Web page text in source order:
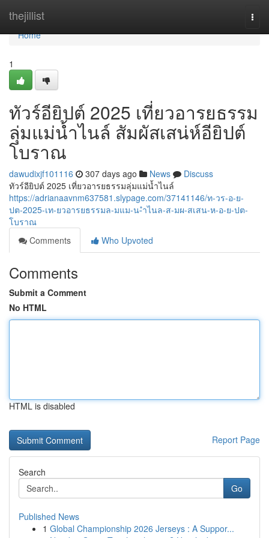
thejillist
Home
Home
1
ทัวร์อียิปต์ 2025 เที่ยวอารยธรรม
ลุ่มแม่น้ำไนล์ สัมผัสเสน่ห์อียิปต์
โบราณ
dawudixjf101116 307 days ago News
Discuss
ทัวร์อียิปต์ 2025 เที่ยวอารยธรรมลุ่มแม่น้ำไนล์
https://adrianaavnm637581.slypage.com/37141146/ท-วร-อ-ย-
ปต-2025-เท-ยวอารยธรรมล-มแม-น-ำไนล-ส-มผ-สเสน-ห-อ-ย-ปต-
โบราณ
Comments
Who Upvoted
Comments
Submit a Comment
No HTML
HTML is disabled
Report Page
Search
Go
Published News
1 Global Championship 2026 Jerseys : A Suppor...